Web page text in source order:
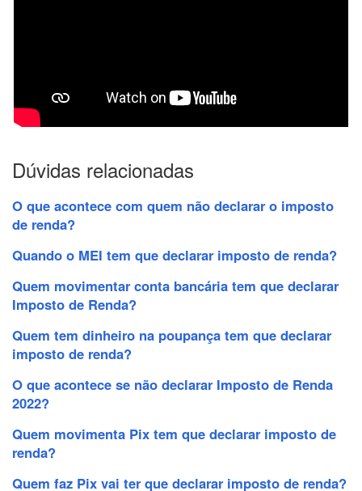
Dúvidas relacionadas
O que acontece com quem não declarar o imposto
de renda?
Quando o MEI tem que declarar imposto de renda?
Quem movimentar conta bancária tem que declarar
Imposto de Renda?
Quem tem dinheiro na poupança tem que declarar
imposto de renda?
O que acontece se não declarar Imposto de Renda
2022?
Quem movimenta Pix tem que declarar imposto de
renda?
Quem faz Pix vai ter que declarar imposto de renda?